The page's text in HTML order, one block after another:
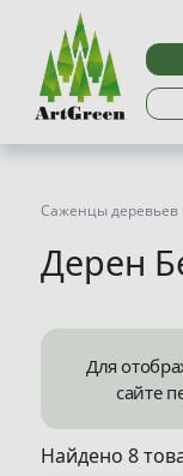
Саженцы деревьев
Дерен
Для
сайте
Найдено 8